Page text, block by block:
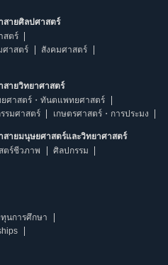
สายศิลปศาสตร์
สตร์
ศาสตร์
สังคมศาสตร์
ายวิทยาศาสตร์
ศาสตร์・ทันตแพทยศาสตร์
รมศาสตร์ เกษตรศาสตร์・การประมง
ายมนุษยศาสตร์และวิทยาศาสตร์
ตร์ชีวภาพ
ศิลปกรรม
นการศึกษา